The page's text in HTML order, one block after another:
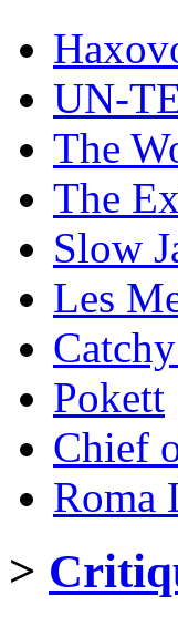
UN-
The
The
Slow
Les
Pokett
Chief
Roma
>